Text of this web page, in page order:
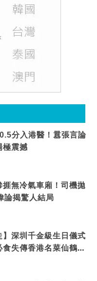
分入港醫！囂張言論
極震撼
捱無冷氣車廂！司機拋
論揭驚人結局
】深圳千金級生日儀式
食失傳香港名菜仙鶴神